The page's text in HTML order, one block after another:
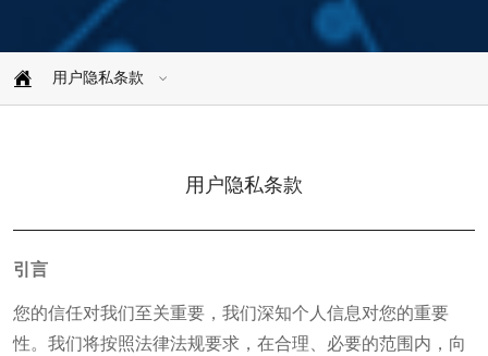
用户隐私条款
用户隐私条款
引言
您的信任对我们至关重要，我们深知个人信息对您的重要
性。我们将按照法律法规要求，在合理、必要的范围内，向